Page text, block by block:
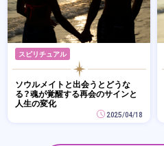
スピリチュアル
ソウルメイトと出会うとどうな
る？魂が覚醒する再会のサインと
人生の変化
2025/04/18